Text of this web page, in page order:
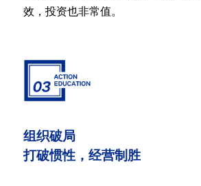
效，投资也非常值。
组织破局
打破惯性，经营制胜